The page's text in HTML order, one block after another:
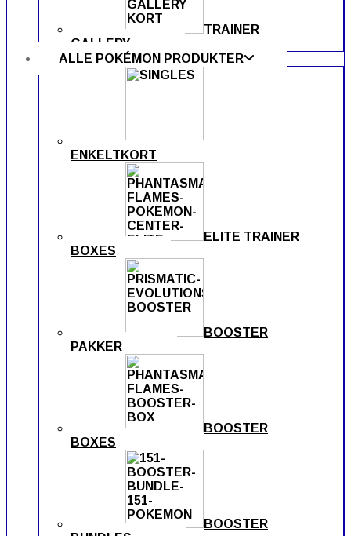
TRAINER
GALLERY
ALLE POKÉMON PRODUKTER
ENKELTKORT
ELITE TRAINER
BOXES
BOOSTER
PAKKER
BOOSTER
BOXES
BOOSTER